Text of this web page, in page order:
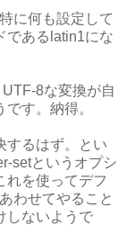
に何も設定して
であるlatin1にな
8な変換が自
す。納得。
するはず。とい
setというオプシ
れを使ってデフ
わせてやること
しないようで